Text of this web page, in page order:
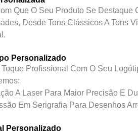
Que O Seu Produto Se
Desde Tons Clássicos A Tons
Personalizado
Toque Profissional Com O Seu
A Laser Para Maior Precisão E
Em Serigrafia Para Desenhos
Personalizado